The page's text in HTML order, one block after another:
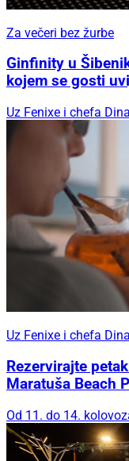
Za večeri bez žurbe
Ginfinity u
kojem se gosti
Uz Fenixe i chefa
Uz Fenixe i chefa
Rezervirajte
Maratuša Beach
Od 11. do 14.